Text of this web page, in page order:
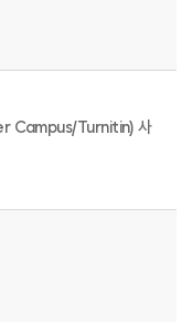
Campus/Turnitin) 사